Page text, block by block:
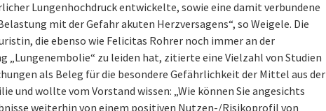
Lungenhochdruck entwickelte, sowie eine damit verbundene
mit der Gefahr akuten Herzversagens“, so Weigele. Die
die ebenso wie Felicitas Rohrer noch immer an der
„Lungenembolie“ zu leiden hat, zitierte eine Vielzahl von Studien
als Beleg für die besondere Gefährlichkeit der Mittel aus der
und wollte vom Vorstand wissen: „Wie können Sie angesichts
weiterhin von einem positiven Nutzen-/Risikoprofil von